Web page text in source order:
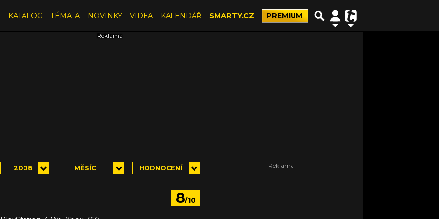
KATALOG TÉMATA NOVINKY VIDEA KALENDÁŘ SMARTY.CZ PREMIUM
2008 MĚSÍC HODNOCENÍ
8/10